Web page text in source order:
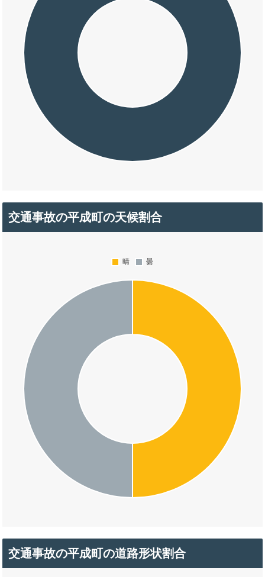
交通事故の平成町の天候割合
交通事故の平成町の道路形状割合